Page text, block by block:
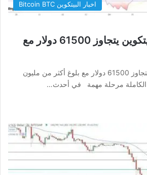
اخبار البيتكوين Bitcoin BTC
توقعات أسعار البيتكوين يتجاوز 61500 دولار مع
توقعات أسعار البيتكوين يتجاوز 61500 دولار مع بلوغ أكثر من مليون
الكاملة مرحلة مهمة في أحدث…